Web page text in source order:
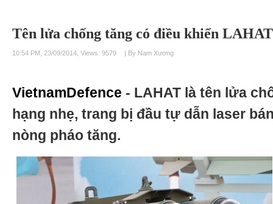
Tên lửa chống tăng có điều khiển LAHAT
10:54 PM, 23/09/2014, Views: 9579 | By Nam Xương
VietnamDefence - LAHAT là tên lửa
hạng nhẹ, trang bị đầu tự dẫn laser
nòng pháo tăng.